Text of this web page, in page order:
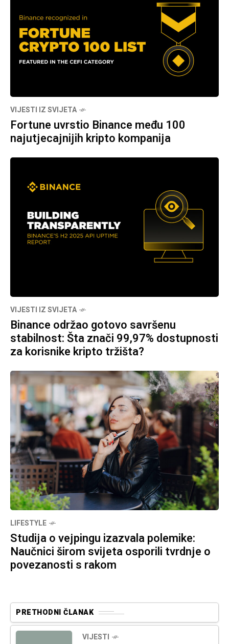
VIJESTI IZ SVIJETA
Fortune uvrstio Binance među 100
najutjecajnijih kripto kompanija
VIJESTI IZ SVIJETA
Binance održao gotovo savršenu
stabilnost: Šta znači 99,97% dostupnosti
za korisnike kripto tržišta?
LIFESTYLE
Studija o vejpingu izazvala polemike:
Naučnici širom svijeta osporili tvrdnje o
povezanosti s rakom
PRETHODNI ČLANAK
VIJESTI